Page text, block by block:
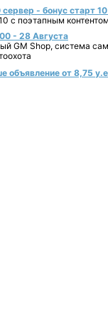
- бонус старт
с поэтапным
- 28 Августа
GM Shop, система
объявление от 8,75